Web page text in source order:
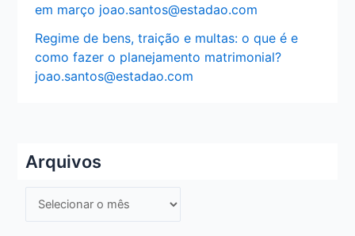
em março joao.santos@estadao.com
Regime de bens, traição e multas: o que é e
como fazer o planejamento matrimonial?
joao.santos@estadao.com
Arquivos